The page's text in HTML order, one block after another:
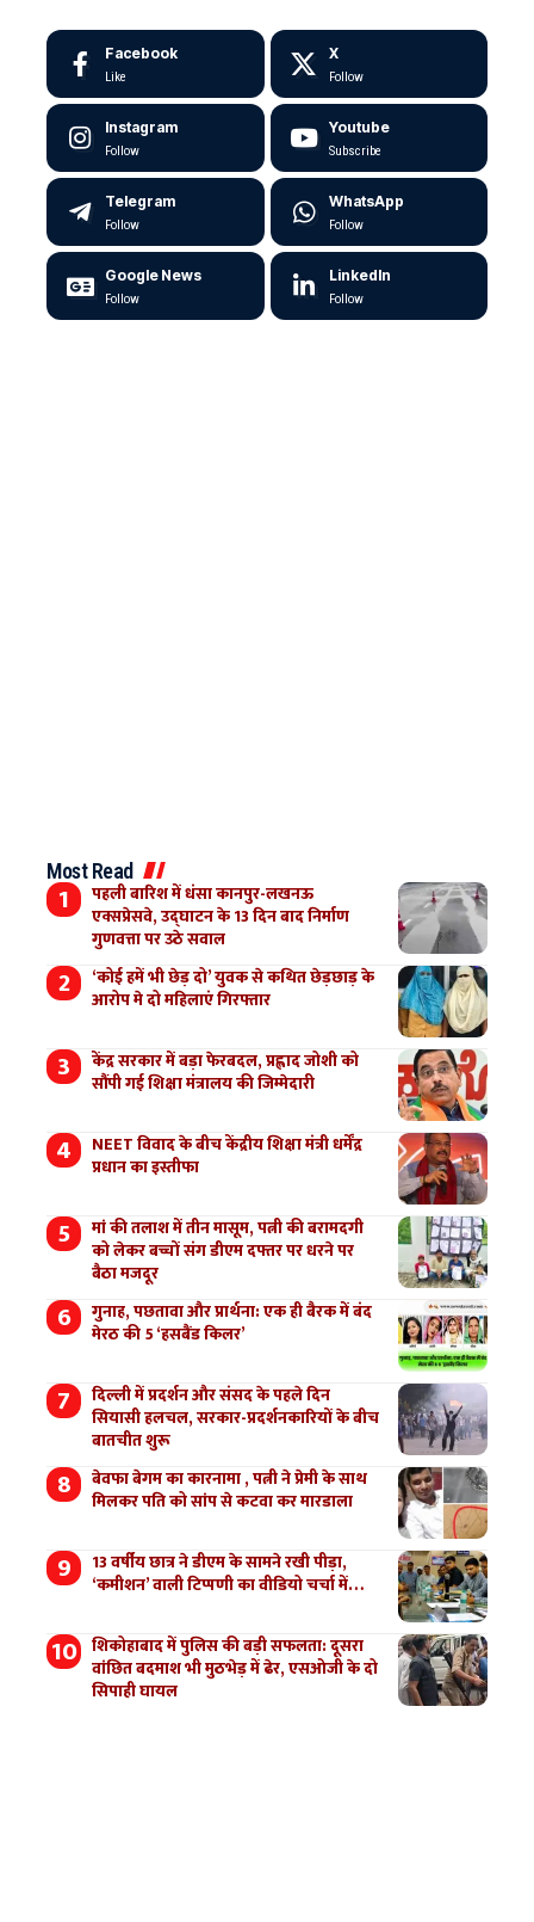
Facebook
Like
X
Follow
Instagram
Follow
Youtube
Subscribe
Telegram
Follow
WhatsApp
Follow
Google News
Follow
LinkedIn
Follow
Most Read
पहली बारिश में धंसा कानपुर-लखनऊ
एक्सप्रेसवे, उद्घाटन के 13 दिन बाद निर्माण
गुणवत्ता पर उठे सवाल
‘कोई हमें भी छेड़ दो’ युवक से कथित छेड़छाड़ के
आरोप मे दो महिलाएं गिरफ्तार
केंद्र सरकार में बड़ा फेरबदल, प्रह्लाद जोशी को
सौंपी गई शिक्षा मंत्रालय की जिम्मेदारी
NEET विवाद के बीच केंद्रीय शिक्षा मंत्री धर्मेंद्र
प्रधान का इस्तीफा
मां की तलाश में तीन मासूम, पत्नी की बरामदगी
को लेकर बच्चों संग डीएम दफ्तर पर धरने पर
बैठा मजदूर
गुनाह, पछतावा और प्रार्थना: एक ही बैरक में बंद
मेरठ की 5 ‘हसबैंड किलर’
दिल्ली में प्रदर्शन और संसद के पहले दिन
सियासी हलचल, सरकार-प्रदर्शनकारियों के बीच
बातचीत शुरू
बेवफा बेगम का कारनामा , पत्नी ने प्रेमी के साथ
मिलकर पति को सांप से कटवा कर मारडाला
13 वर्षीय छात्र ने डीएम के सामने रखी पीड़ा,
‘कमीशन’ वाली टिप्पणी का वीडियो चर्चा में…
शिकोहाबाद में पुलिस की बड़ी सफलता: दूसरा
वांछित बदमाश भी मुठभेड़ में ढेर, एसओजी के दो
सिपाही घायल